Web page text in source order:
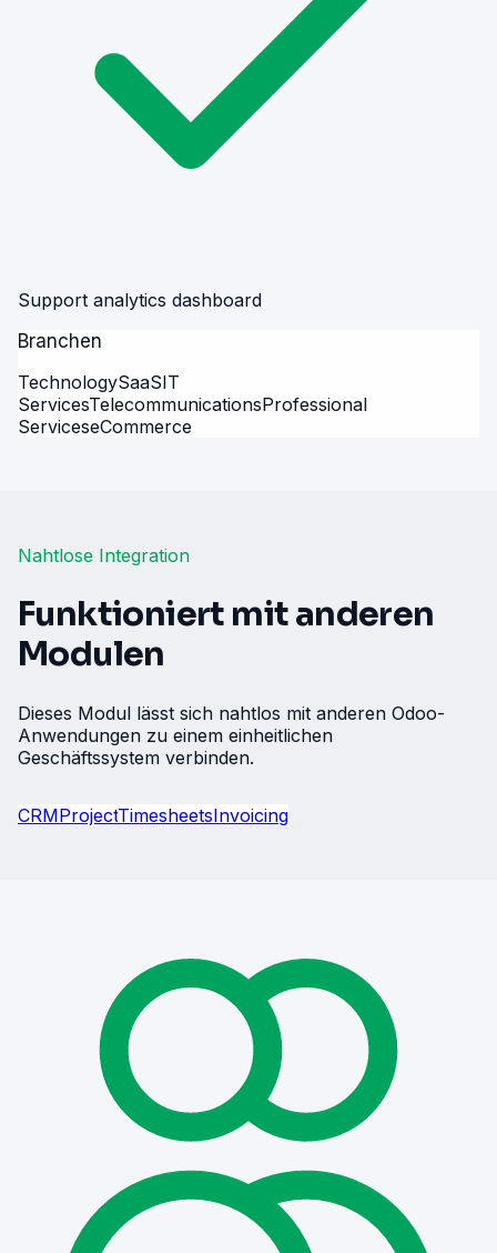
Support analytics dashboard
Branchen
TechnologySaaSIT
ServicesTelecommunicationsProfessional
ServiceseCommerce
Nahtlose Integration
Funktioniert mit anderen
Modulen
Dieses Modul lässt sich nahtlos mit anderen Odoo-
Anwendungen zu einem einheitlichen
Geschäftssystem verbinden.
CRMProjectTimesheetsInvoicing